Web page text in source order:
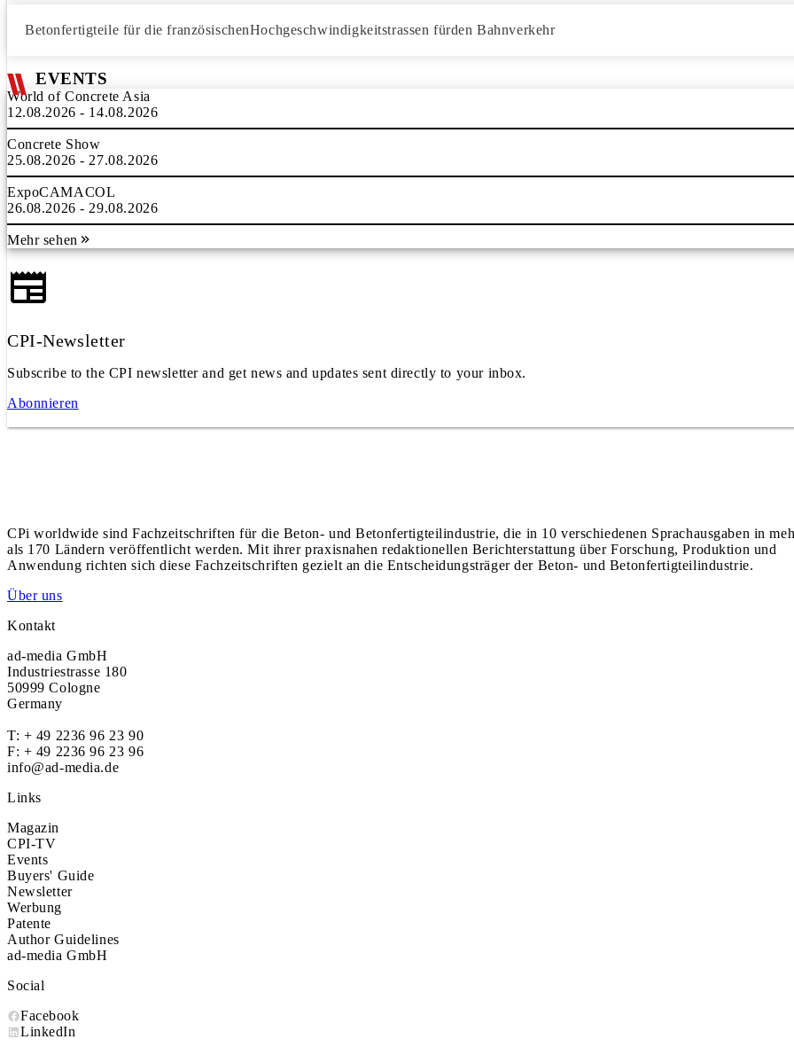
Betonfertigteile für die französischenHochgeschwindigkeitstrassen fürden Bahnverkehr
EVENTS
World of Concrete Asia
12.08.2026 - 14.08.2026
Concrete Show
25.08.2026 - 27.08.2026
ExpoCAMACOL
26.08.2026 - 29.08.2026
Mehr sehen
CPI-Newsletter
Subscribe to the CPI newsletter and get news and updates sent directly to your inbox.
Abonnieren
CPi worldwide sind Fachzeitschriften für die Beton- und Betonfertigteilindustrie, die in 10 verschiedenen Sprachausgaben in
als 170 Ländern veröffentlicht werden. Mit ihrer praxisnahen redaktionellen Berichterstattung über Forschung, Produktion und
Anwendung richten sich diese Fachzeitschriften gezielt an die Entscheidungsträger der Beton- und Betonfertigteilindustrie.
Über uns
Kontakt
ad-media GmbH
Industriestrasse 180
50999 Cologne
Germany
T: + 49 2236 96 23 90
F: + 49 2236 96 23 96
info@ad-media.de
Links
Magazin
CPI-TV
Events
Buyers' Guide
Newsletter
Werbung
Patente
Author Guidelines
ad-media GmbH
Social
Facebook
LinkedIn